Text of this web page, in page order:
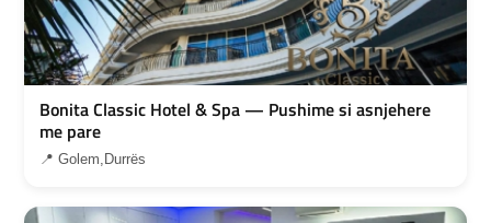
Bonita Classic Hotel & Spa — Pushime si asnjehere
me pare
📍 Golem,Durrës